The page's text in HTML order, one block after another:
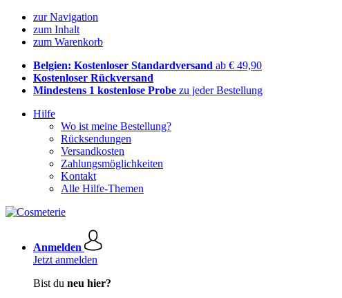
zur Navigation
zum Inhalt
zum Warenkorb
Belgien: Kostenloser Standardversand ab € 49,90
Kostenloser Rückversand
Mindestens 1 kostenlose Probe zu jeder Bestellung
Hilfe
Wo ist meine Bestellung?
Rücksendungen
Versandkosten
Zahlungsmöglichkeiten
Kontakt
Alle Hilfe-Themen
Anmelden
Jetzt anmelden
Bist du neu hier?